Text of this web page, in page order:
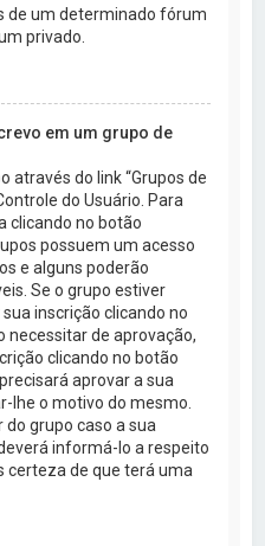
de um determinado fórum
privado.
em um grupo de
através do link “Grupos de
do Usuário. Para
clicando no botão
possuem um acesso
e alguns poderão
Se o grupo estiver
inscrição clicando no
necessitar de aprovação,
clicando no botão
aprovar a sua
lhe o motivo do mesmo.
do grupo caso a sua
informá-lo a respeito
certeza de que terá uma